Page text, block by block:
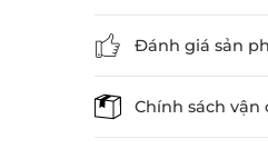
Đánh giá sản
Chính sách vận